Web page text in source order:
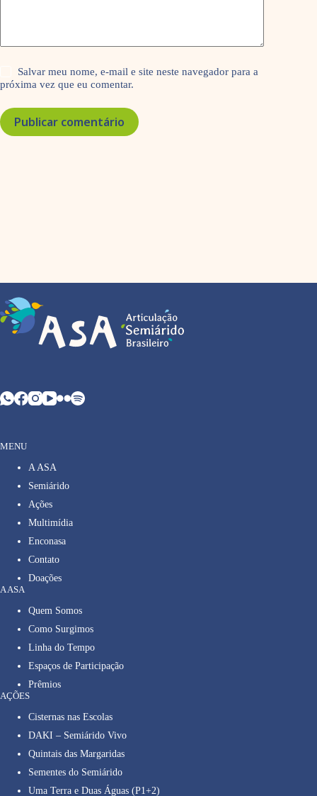
Salvar meu nome, e-mail e site neste navegador para a
próxima vez que eu comentar.
Publicar comentário
MENU
A ASA
Semiárido
Ações
Multimídia
Enconasa
Contato
Doações
A ASA
Quem Somos
Como Surgimos
Linha do Tempo
Espaços de Participação
Prêmios
AÇÕES
Cisternas nas Escolas
DAKI – Semiárido Vivo
Quintais das Margaridas
Sementes do Semiárido
Uma Terra e Duas Águas (P1+2)